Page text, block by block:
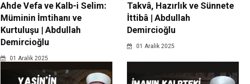
Ahde Vefa ve Kalb-i Selim:
Müminin İmtihanı ve
Kurtuluşu | Abdullah
Demircioğlu
01 Aralik 2025
Takvâ, Hazırlık ve Sünnete
İttibâ | Abdullah
Demircioğlu
01 Aralik 2025